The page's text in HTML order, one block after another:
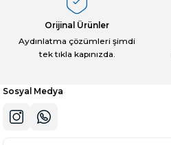
Orijinal Ürünler
Aydınlatma çözümleri şimdi
tek tıkla kapınızda.
Sosyal Medya